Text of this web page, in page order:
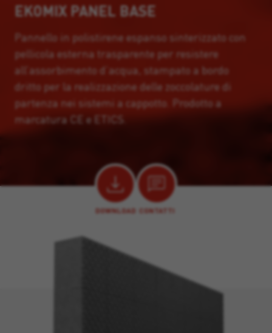
EKOMIX PANEL BASE
Pannello in polistirene espanso sinterizzato con
pellicola esterna trasparente per resistere
all’assorbimento d’acqua, stampato a bordo
dritto per la realizzazione delle zoccolature di
partenza nei sistemi a cappotto. Prodotto a
marcatura CE e ETICS.
DOWNLOAD CONTATTI